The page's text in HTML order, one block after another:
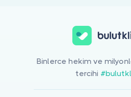
Binlerce hekim ve
tercihi